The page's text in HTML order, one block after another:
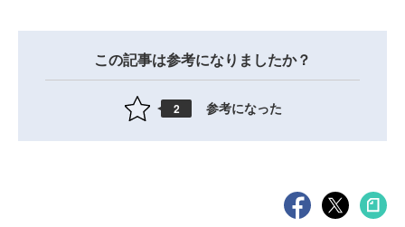
この記事は参考になりましたか？
2 参考になった